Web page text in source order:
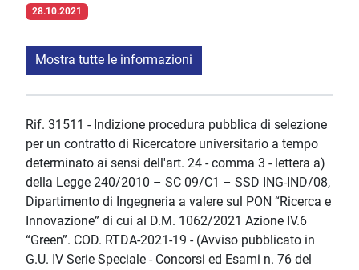
28.10.2021
Mostra tutte le informazioni
Rif. 31511 - Indizione procedura pubblica di selezione
per un contratto di Ricercatore universitario a tempo
determinato ai sensi dell'art. 24 - comma 3 - lettera a)
della Legge 240/2010 – SC 09/C1 – SSD ING-IND/08,
Dipartimento di Ingegneria a valere sul PON “Ricerca e
Innovazione” di cui al D.M. 1062/2021 Azione IV.6
“Green”. COD. RTDA-2021-19 - (Avviso pubblicato in
G.U. IV Serie Speciale - Concorsi ed Esami n. 76 del